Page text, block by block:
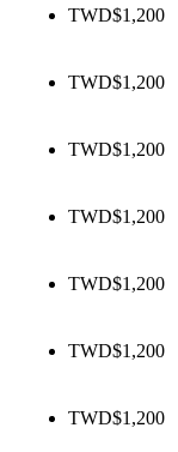
TWD$1,200
TWD$1,200
TWD$1,200
TWD$1,200
TWD$1,200
TWD$1,200
TWD$1,200